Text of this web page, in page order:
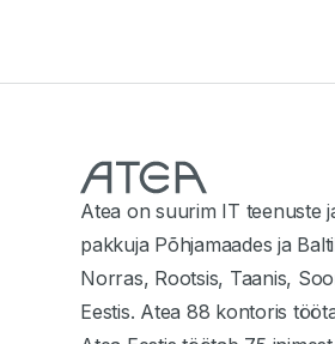
Atea on suurim IT teenuste
pakkuja Põhjamaades ja
Norras, Rootsis, Taanis,
Eestis. Atea 88 kontoris